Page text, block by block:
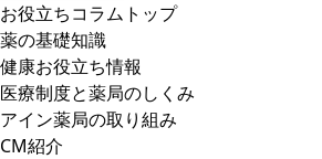
お役立ちコラムトップ
薬の基礎知識
健康お役立ち情報
医療制度と薬局のしくみ
アイン薬局の取り組み
CM紹介